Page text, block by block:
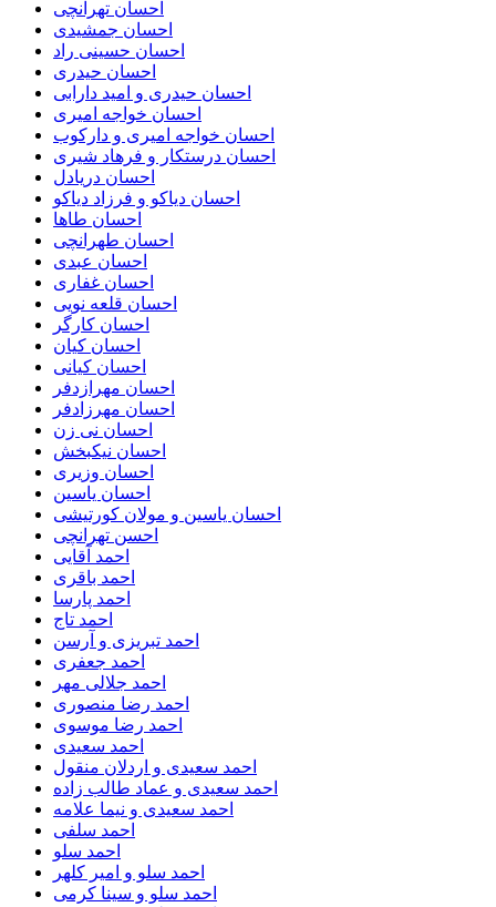
احسان تهرانچی
احسان جمشیدی
احسان حسینی راد
احسان حیدری
احسان حیدری و امید دارابی
احسان خواجه امیری
احسان خواجه امیری و دارکوب
احسان درستكار و فرهاد شيرى
احسان دریادل
احسان دیاکو و فرزاد دیاکو
احسان طاها
احسان طهرانچی
احسان عبدی
احسان غفاری
احسان قلعه نویی
احسان کارگر
احسان کیان
احسان کیانی
احسان مهرازدفر
احسان مهرزادفر
احسان نی زن
احسان نیکبخش
احسان وزیری
احسان یاسین
احسان یاسین و مولان کورتیشی
احسن تهرانچی
احمد آقایی
احمد باقری
احمد پارسا
احمد تاج
احمد تبریزی و آرسن
احمد جعفری
احمد جلالی مهر
احمد رضا منصوری
احمد رضا موسوی
احمد سعیدی
احمد سعیدی و اردلان منقول
احمد سعیدی و عماد طالب زاده
احمد سعیدی و نیما علامه
احمد سلفی
احمد سلو
احمد سلو و امیر کلهر
احمد سلو و سینا کرمی